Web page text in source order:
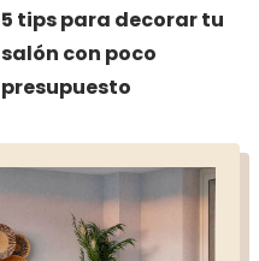
5 tips para decorar tu
salón con poco
presupuesto